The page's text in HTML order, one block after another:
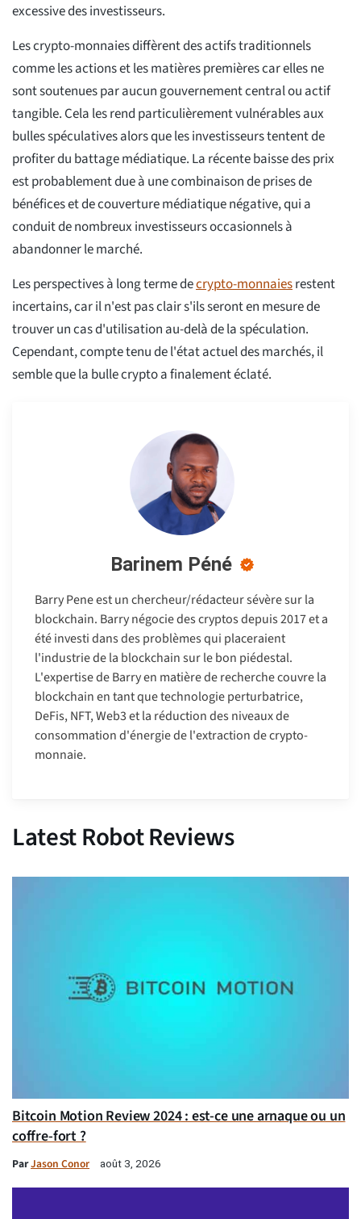
excessive des investisseurs.
Les crypto-monnaies diffèrent des actifs traditionnels
comme les actions et les matières premières car elles ne
sont soutenues par aucun gouvernement central ou actif
tangible. Cela les rend particulièrement vulnérables aux
bulles spéculatives alors que les investisseurs tentent de
profiter du battage médiatique. La récente baisse des prix
est probablement due à une combinaison de prises de
bénéfices et de couverture médiatique négative, qui a
conduit de nombreux investisseurs occasionnels à
abandonner le marché.
Les perspectives à long terme decrypto-monnaiesrestent
incertains, car il n'est pas clair s'ils seront en mesure de
trouver un cas d'utilisation au-delà de la spéculation.
Cependant, compte tenu de l'état actuel des marchés, il
semble que la bulle crypto a finalement éclaté.
Barinem Péné
Barry Pene est un chercheur/rédacteur sévère sur la
blockchain. Barry négocie des cryptos depuis 2017 et a
été investi dans des problèmes qui placeraient
l'industrie de la blockchain sur le bon piédestal.
L'expertise de Barry en matière de recherche couvre la
blockchain en tant que technologie perturbatrice,
DeFis, NFT, Web3 et la réduction des niveaux de
consommation d'énergie de l'extraction de crypto-
monnaie.
Latest Robot Reviews
Bitcoin Motion Review 2024 : est-ce une arnaque ou un
coffre-fort ?
ParJason Conor août 3, 2026